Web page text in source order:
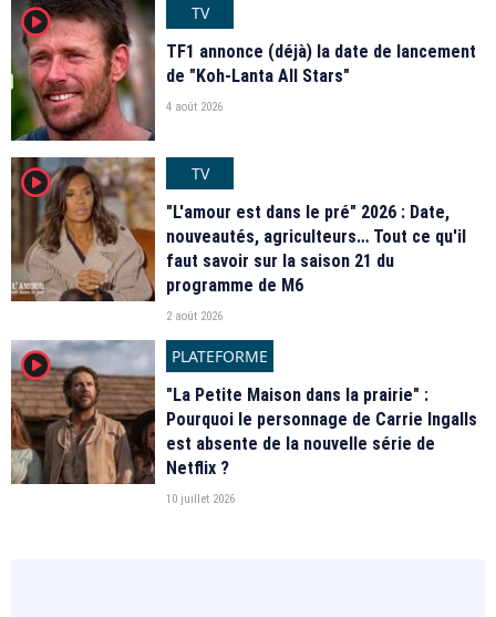
player2
TV
TF1 annonce (déjà) la date de lancement
de "Koh-Lanta All Stars"
4 août 2026
player2
TV
"L'amour est dans le pré" 2026 : Date,
nouveautés, agriculteurs… Tout ce qu'il
faut savoir sur la saison 21 du
programme de M6
2 août 2026
player2
PLATEFORME
"La Petite Maison dans la prairie" :
Pourquoi le personnage de Carrie Ingalls
est absente de la nouvelle série de
Netflix ?
10 juillet 2026